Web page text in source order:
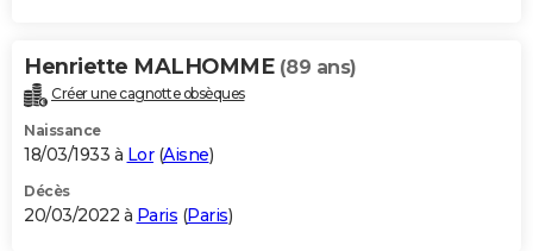
Henriette MALHOMME (89 ans)
Créer une cagnotte obsèques
Naissance
18/03/1933 à Lor(Aisne)
Décès
20/03/2022 à Paris (Paris)